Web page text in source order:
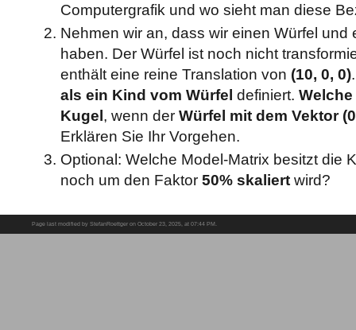
Computergrafik und wo sieht man diese
Nehmen wir an, dass wir einen Würfel und
haben. Der Würfel ist noch nicht
enthält eine reine Translation von (10, 0, 0)
als ein Kind vom Würfel definiert.
Kugel , wenn derWürfel mit dem Vektor
Erklären Sie Ihr Vorgehen.
Optional: Welche Model-Matrix besitzt die
noch um den Faktor50% skaliert wird?
Page last modified by StefanRoettger on October 23, 2025, at 07:44 PM.